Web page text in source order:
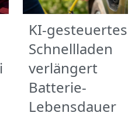
KI-gesteuertes
Schnellladen
verlängert
Batterie-
Lebensdauer